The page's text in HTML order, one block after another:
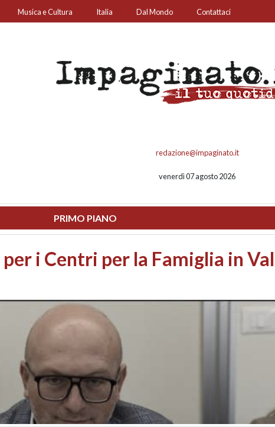
Musica e Cultura Italia Dal Mondo Contattaci
redazione@impaginato.it
venerdì 07 agosto 2026
PRIMO PIANO
un chiosco sul
abusi edilizi e occupazione